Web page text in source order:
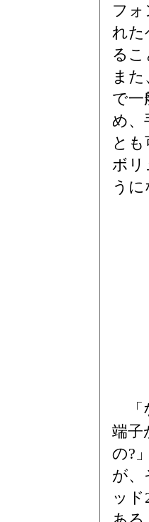
フ
れた
る
ま
で一
め、
と
ボリ
うに
「
端子
の?
が、
ッ